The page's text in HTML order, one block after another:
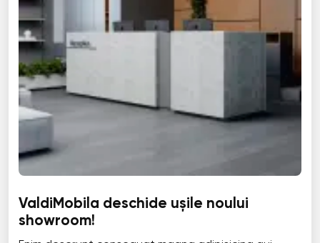
ValdiMobila deschide ușile noului
showroom!